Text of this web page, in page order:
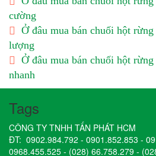
cường
Ở đâu mua bán chuối hột
lượng
Ở đâu mua bán chuối hột
nhanh
Tags
CÔNG TY TNHH TẤN PHÁT HCM
ĐT: 0902.984.792 - 0901.852.853 -
0968.455.525 - (028) 66.758.279 -